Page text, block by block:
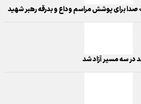
برای پوشش مراسم وداع و بدرقه رهبر شهید
در سه مسیر آزاد شد